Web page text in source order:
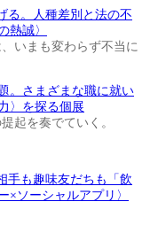
る。人種差別と法の不
熱誠〉
いまも変わらず不当に
。さまざまな職に就い
〉を探る個展
起を奏でていく。
手も趣味友だちも「飲
×ソーシャルアプリ〉